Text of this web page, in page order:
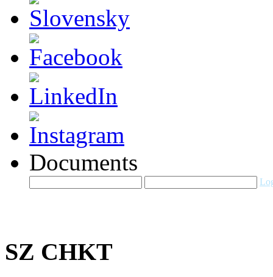
Documents
SZ CHKT